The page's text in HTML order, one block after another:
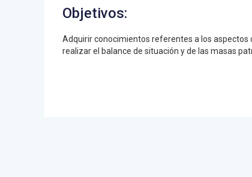
Objetivos:
Adquirir conocimientos referentes a los aspectos
realizar el balance de situación y de las masas